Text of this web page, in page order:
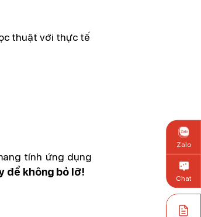
thuật với thực tế
tính ứng dụng
để không bỏ lỡ!
Zalo
Chat